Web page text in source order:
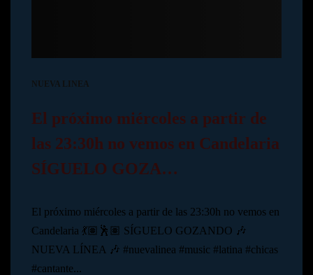
NUEVA LINEA
El próximo miércoles a partir de
las 23:30h no vemos en Candelaria
SÍGUELO GOZA…
El próximo miércoles a partir de las 23:30h no vemos en
Candelaria 💃🏽🕺🏽 SÍGUELO GOZANDO 🎶
NUEVA LÍNEA 🎶 #nuevalinea #music #latina #chicas
#cantante...